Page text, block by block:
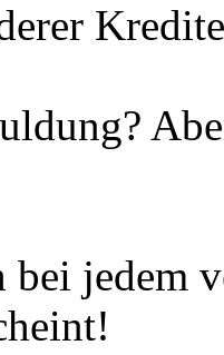
bei jedem